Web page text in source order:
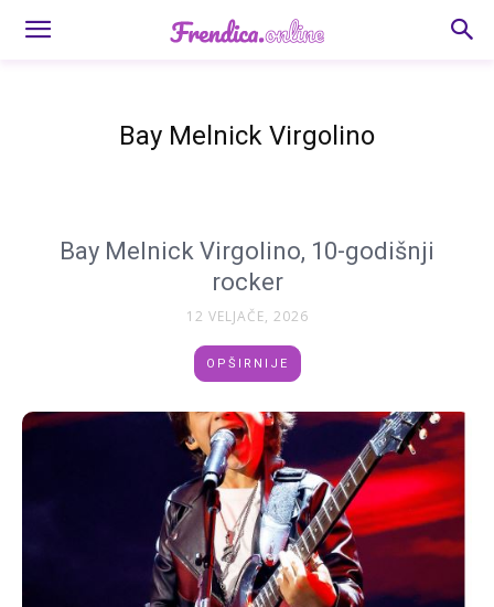
Bay Melnick Virgolino
Bay Melnick Virgolino, 10-godišnji
rocker
12 VELJAČE, 2026
OPŠIRNIJE